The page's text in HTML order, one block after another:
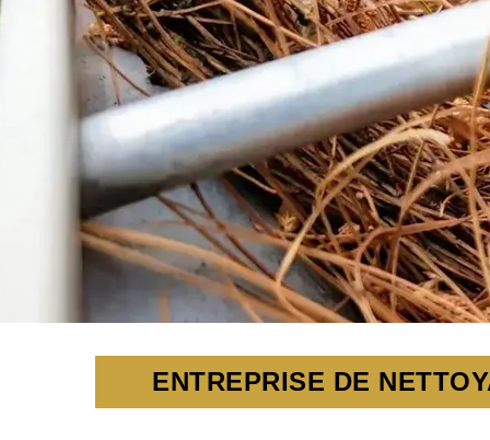
ENTREPRISE DE